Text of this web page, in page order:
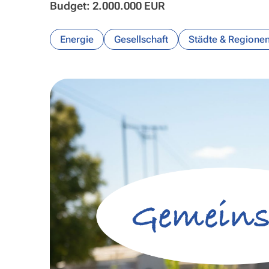
Budget: 2.000.000 EUR
Energie Gesellschaft Städte &